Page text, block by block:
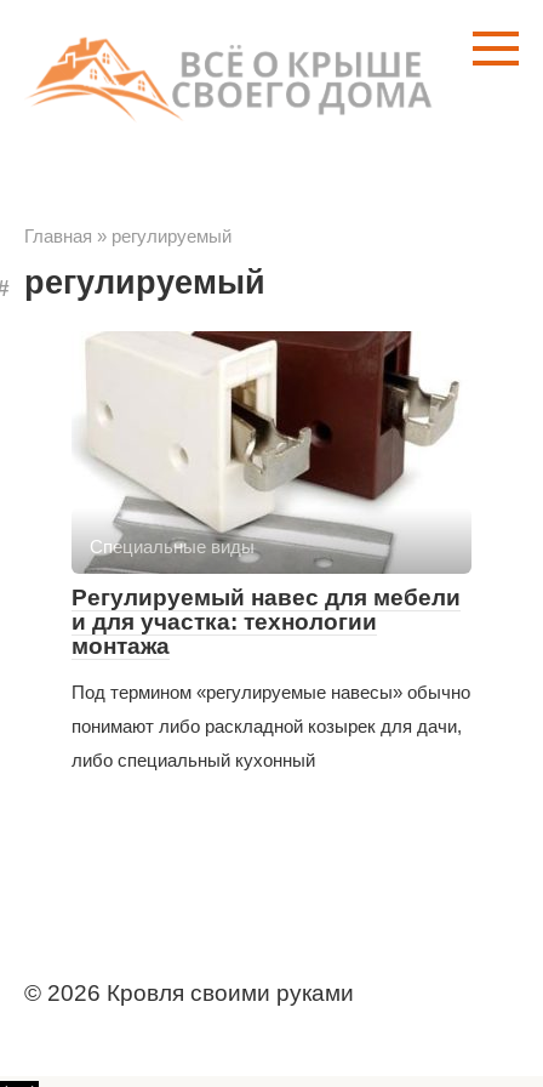
контенту
Главная » регулируемый
регулируемый
Специальные виды
Регулируемый навес для мебели
и для участка: технологии
монтажа
Под термином «регулируемые навесы» обычно
понимают либо раскладной козырек для дачи,
либо специальный кухонный
© 2026 Кровля своими руками